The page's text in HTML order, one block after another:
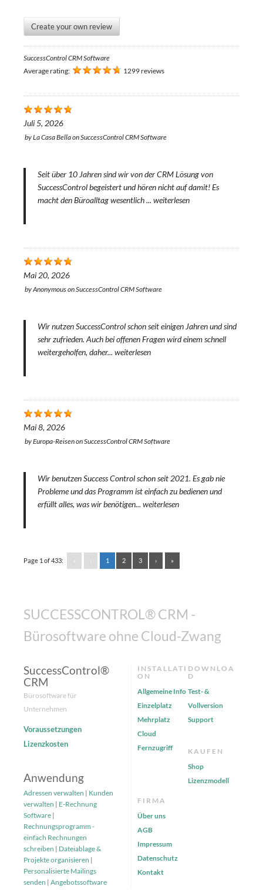
Create your own review
SuccessControl CRM Software
Average rating:
1299 reviews
Juli 5, 2026
byLa Casa BellaonSuccessControl CRM Software
Seit über 10 Jahren sind wir von der CRM Lösung von
SuccessControl begeistert und hören nicht auf damit! Es
macht den Büroalltag wesentlich ... weiterlesen
Mai 20, 2026
byAnonymousonSuccessControl CRM Software
Wir nutzen SuccessControl schon seit einigen Jahren und sind
sehr zufrieden. Auch bei offenen Fragen wird einem schnell
weitergeholfen, daher... weiterlesen
Mai 8, 2026
byEuropa-ReisenonSuccessControl CRM Software
Wir benutzen Success Control schon seit 2021. Es gab nie
Probleme und das Programm ist einfach zu bedienen und
erfüllt alles, was wir benötigen... weiterlesen
Page 1 of 433: « ‹ 1 2 3 › »
SUCCESSCONTROL® CRM -
Bürosoftware ohne Cloud-Zwang
SuccessControl®
CRM
Bürosoftware für
Unternehmen
Voraussetzungen
Lizenzkosten
Anwendung
Adressen verwalten | Kunden
verwalten | E-Rechnung
Software |
Rechnungsprogramm -
einfach Rechnungen
schreiben | Dateiablage &
Projekte organisieren |
Personalisierte Mailings
senden | Angebotssoftware
INSTALLATI
ON
Allgemeine Info
Einzelplatz
Mehrplatz
Cloud
Fernzugriff
DOWNLOA
D
Test- &
Vollversion
Support
KAUFEN
Shop
Lizenzmodell
FIRMA
Über uns
AGB
Impressum
Datenschutz
Kontakt